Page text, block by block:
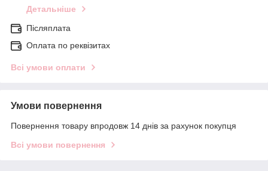
Детальніше
Післяплата
Оплата по реквізитах
Всі умови оплати
Умови повернення
Повернення товару впродовж 14 днів за рахунок покупця
Всі умови повернення